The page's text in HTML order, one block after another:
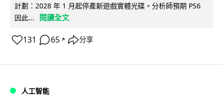
計劃：2028 年 1 月起停產新遊戲實體光碟。分析師預期 PS6
因此...
閱讀全文
131 65 ↗ 分享
人工智能